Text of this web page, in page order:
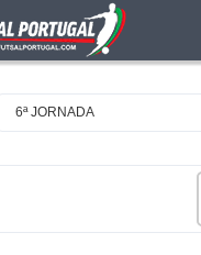
6ª JORNADA